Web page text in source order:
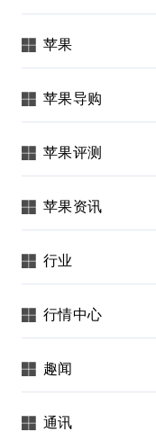
苹果
苹果导购
苹果评测
苹果资讯
行业
行情中心
趣闻
通讯